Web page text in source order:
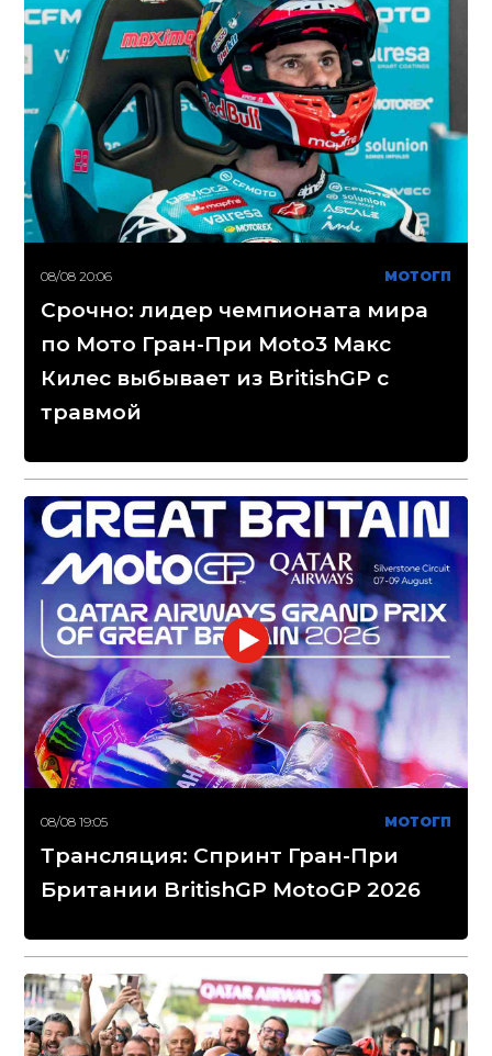
08/08 20:06 МОТОГП
Срочно: лидер чемпионата мира
по Мото Гран-При Moto3 Макс
Килес выбывает из BritishGP с
травмой
08/08 19:05 МОТОГП
Трансляция: Спринт Гран-При
Британии BritishGP MotoGP 2026